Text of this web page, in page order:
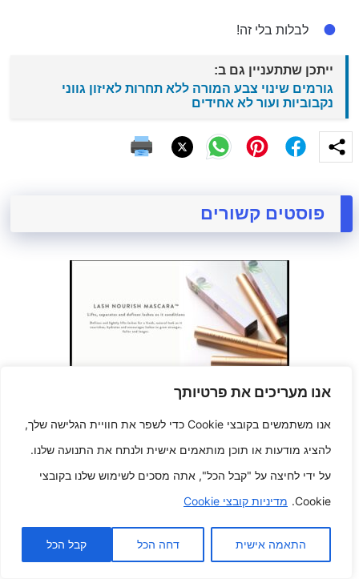
אנו מעריכים את פרטיותך
אנו משתמשים בקובצי Cookie כדי לשפר את חוויית הגלישה שלך,
להציג מודעות או תוכן מותאמים אישית ולנתח את התנועה שלנו.
על ידי לחיצה על "קבל הכל", אתה מסכים לשימוש שלנו בקובצי
Cookie. מדיניות קובצי Cookie
התאמה אישית דחה הכל קבל הכל
לבלות בלי זה!
ייתכן שתתעניין גם ב:
גורמים שינוי צבע המורה ללא תחרות לאיזון גווני
נקבוביות ועור לא אחידים
פוסטים קשורים
מסקרות מזינות גיבורי הידרציה
למראה מעדן ובריא